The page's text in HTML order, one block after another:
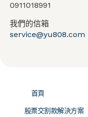
0911018991
我們的信箱
service@yu808.com
首頁
股票交割款解決方案